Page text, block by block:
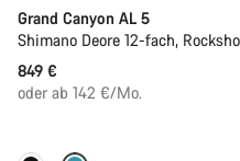
Bike der letzten Saison
Grand Canyon AL 5
Shimano Deore 12-fach,
849 €
oder ab 142 €/Mo.